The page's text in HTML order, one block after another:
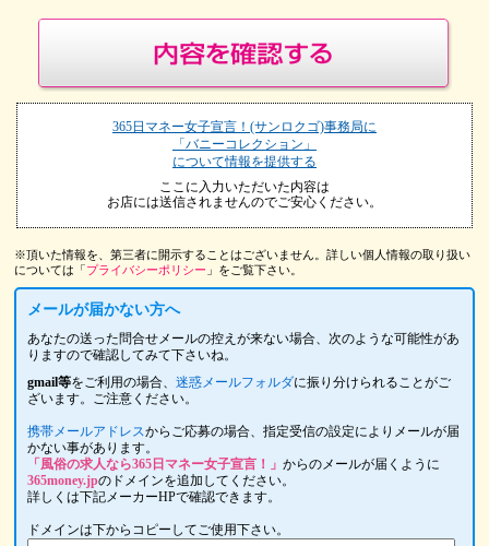
365日マネー女子宣言！(サンロクゴ)事務局に
「バニーコレクション」
について情報を提供する
ここに入力いただいた内容は
お店には送信されませんのでご安心ください。
※頂いた情報を、第三者に開示することはございません。詳しい個人情報の取り扱い
については「プライバシーポリシー 」をご覧下さい。
メールが届かない方へ
あなたの送った問合せメールの控えが来ない場合、次のような可能性があ
りますので確認してみて下さいね。
gmail等をご利用の場合、迷惑メールフォルダに振り分けられることがご
ざいます。ご注意ください。
携帯メールアドレスからご応募の場合、指定受信の設定によりメールが届
かない事があります。
「風俗の求人なら365日マネー女子宣言！」からのメールが届くように
365money.jpのドメインを追加してください。
詳しくは下記メーカーHPで確認できます。
ドメインは下からコピーしてご使用下さい。